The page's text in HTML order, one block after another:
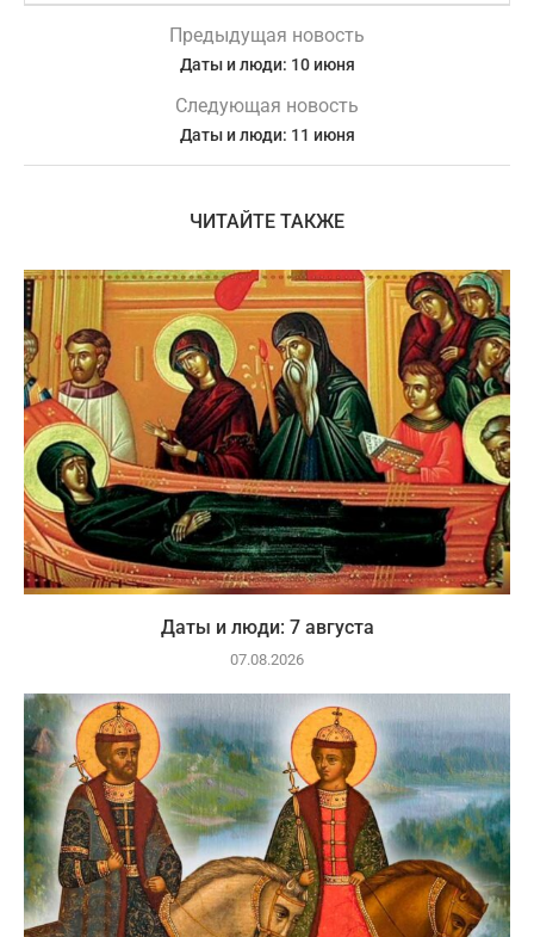
Предыдущая новость
Даты и люди: 10 июня
Следующая новость
Даты и люди: 11 июня
ЧИТАЙТЕ ТАКЖЕ
Даты и люди: 7 августа
07.08.2026